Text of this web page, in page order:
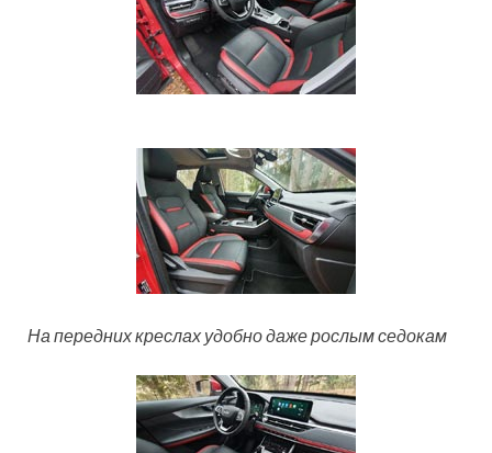
На передних креслах удобно даже рослым седокам